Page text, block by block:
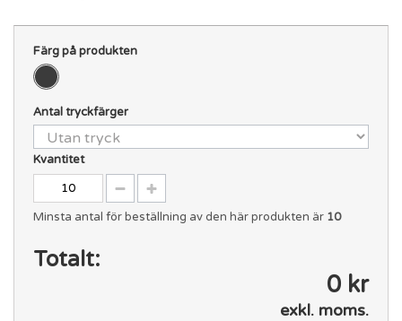
Färg på produkten
Antal tryckfärger
Kvantitet
Minsta antal för beställning av den här produkten är 10
Totalt:
0 kr
exkl. moms.